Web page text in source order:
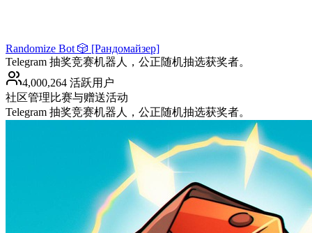
Randomize Bot 🎲 [Рандомайзер]
Telegram 抽奖竞赛机器人，公正随机抽选获奖者。
4,000,264 活跃用户
社区管理比赛与赠送活动
Telegram 抽奖竞赛机器人，公正随机抽选获奖者。